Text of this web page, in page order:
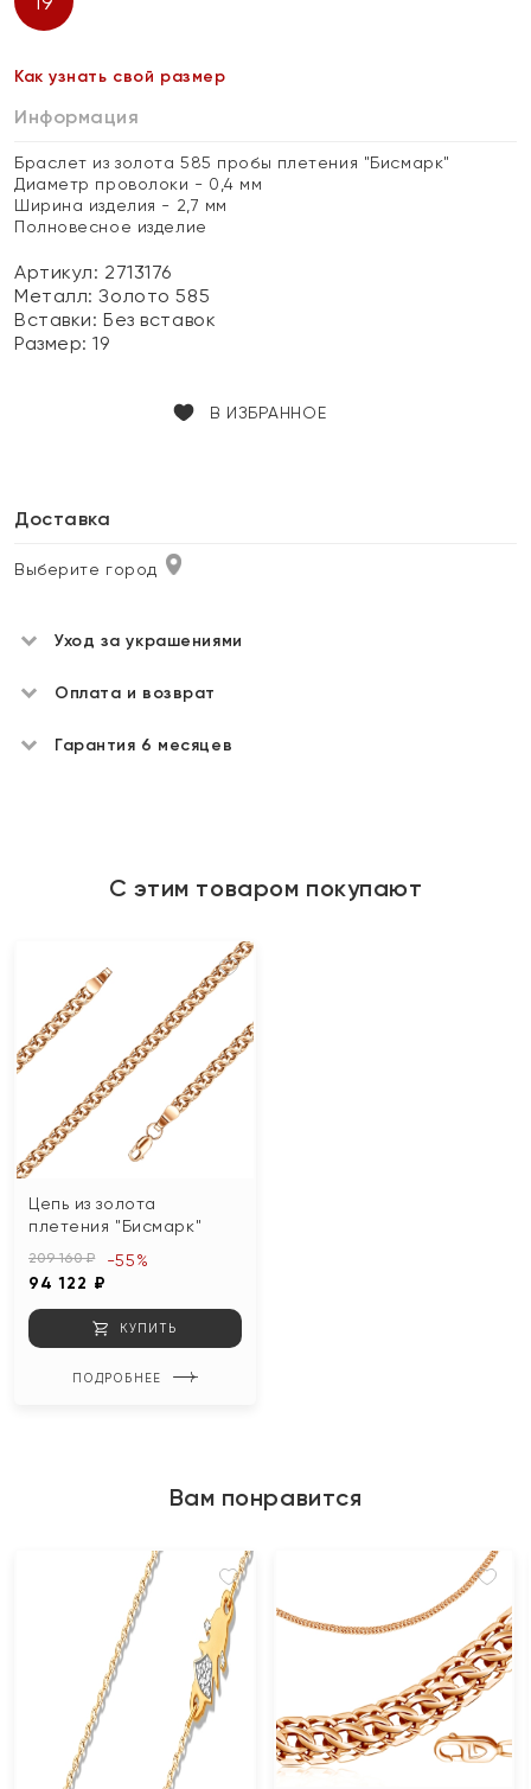
Как узнать свой размер
Информация
Браслет из золота 585 пробы плетения "Бисмарк"
Диаметр проволоки - 0,4 мм
Ширина изделия - 2,7 мм
Полновесное изделие
Артикул: 2713176
Металл:Золото 585
Вставки:Без вставок
Размер:19
В ИЗБРАННОЕ
Доставка
Выберите город
Уход за украшениями
Оплата и возврат
Гарантия 6 месяцев
С этим товаром покупают
Цепь из золота
плетения "Бисмарк"
209 160 ₽
94 122 ₽
-55%
КУПИТЬ
ПОДРОБНЕЕ
Вам понравится